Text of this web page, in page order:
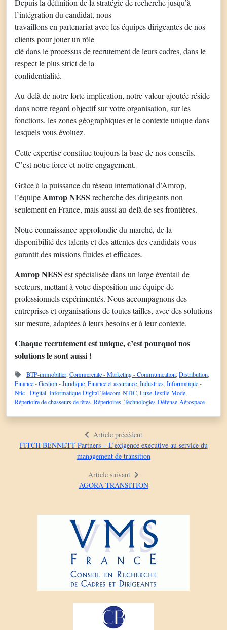
Depuis la définition de la stratégie de recherche jusqu’à
l’intégration du candidat, nous
travaillons en partenariat avec les équipes dirigeantes de nos
clients pour jouer un rôle
clé dans le processus de recrutement de leurs cadres, dans le
respect le plus strict de la
confidentialité.
Au-delà de notre forte implication, notre valeur ajoutée réside
dans notre regard objectif sur votre organisation, sur les
fonctions, les zones géographiques et le contexte unique dans
lesquels vous évoluez.
Cette expertise constitue toujours la base de nos conseils.
C’est notre force et notre engagement.
Grâce à la puissance du réseau international d’Amrop,
l’équipeAmrop NESS recherche des dirigeants non
seulement en France, mais aussi au-delà de ses frontières.
Notre connaissance approfondie du marché, de la
disponibilité des talents et des attentes des candidats vous
garantit des missions fluides et efficaces.
Amrop NESS est spécialisée dans un large éventail de
secteurs, mettant à votre disposition une équipe de
professionnels expérimentés. Nous accompagnons des
entreprises et organisations de toutes tailles, avec des solutions
sur mesure, adaptées à leurs besoins et à leur contexte.
Chaque recrutement est unique, c’est pourquoi nos
solutions le sont aussi !
BTP-immobilier Commerciale - Marketing - Communication Distribution
Finance - Gestion - Juridique Finance et assurance Industries Informatique -
Ntic - Digital Informatique-Digital-Telecom-NTIC Luxe-Textile-Mode
Répertoire de chasseurs de têtes Répertoires Technologies-Défense-Aérospace
Article précédent
FITCH BENNETT Partners – L’exigence executive au service du
management de transition
Article suivant
AGORA TRANSITION